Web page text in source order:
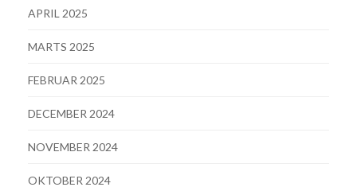
APRIL 2025
MARTS 2025
FEBRUAR 2025
DECEMBER 2024
NOVEMBER 2024
OKTOBER 2024